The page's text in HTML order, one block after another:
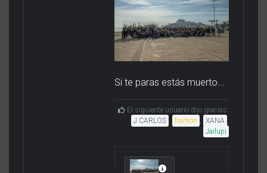
Si te paras estás muerto...
El siguiente usuario dijo gracias:
J.CARLOS , framon , XANA ,
Jailupi